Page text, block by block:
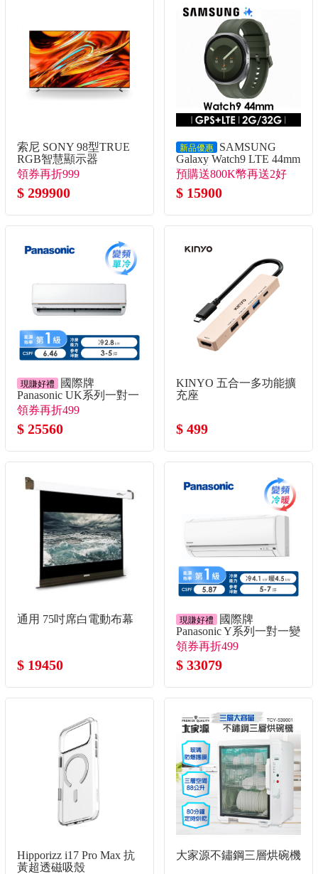
索尼 SONY 98型TRUE
RGB智慧顯示器
領券再折999
$ 299900
新品優惠
SAMSUNG
Galaxy Watch9 LTE 44mm
智慧手錶 冰川銀
預購送800K幣再送2好
禮！
$ 15900
現賺好禮
國際牌
Panasonic UK系列一對一
變頻單冷空調
領券再折499
$ 25560
KINYO 五合一多功能擴
充座
$ 499
通用 75吋席白電動布幕
$ 19450
現賺好禮
國際牌
Panasonic Y系列一對一變
頻冷暖空調
領券再折499
$ 33079
Hipporizz i17 Pro Max 抗
黃超透磁吸殼
大家源不鏽鋼三層烘碗機